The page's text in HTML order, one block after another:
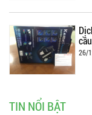
26/
TIN NỔI BẬT